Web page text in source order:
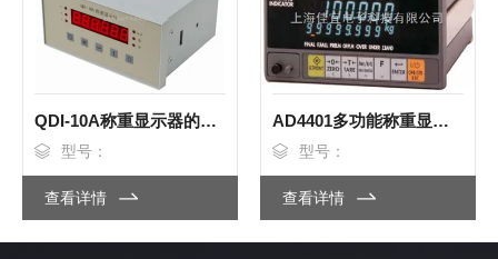
QDI-10A称重显示器的标定方法
型号：
查看详情
AD4401多功能称重显示器
型号：
查看详情